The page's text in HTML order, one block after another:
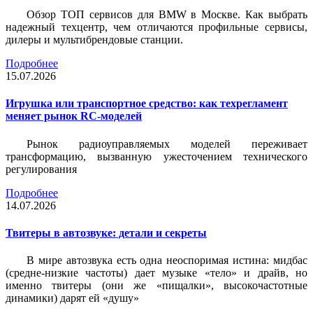
Обзор ТОП сервисов для BMW в Москве. Как выбрать
надежный техцентр, чем отличаются профильные сервисы,
дилеры и мультибрендовые станции.
Подробнее
15.07.2026
Игрушка или транспортное средство: как техрегламент
меняет рынок RC-моделей
Рынок радиоуправляемых моделей переживает
трансформацию, вызванную ужесточением технического
регулирования
Подробнее
14.07.2026
Твитеры в автозвуке: детали и секреты
В мире автозвука есть одна неоспоримая истина: мидбас
(средне-низкие частоты) дает музыке «тело» и драйв, но
именно твитеры (они же «пищалки», высокочастотные
динамики) дарят ей «душу»